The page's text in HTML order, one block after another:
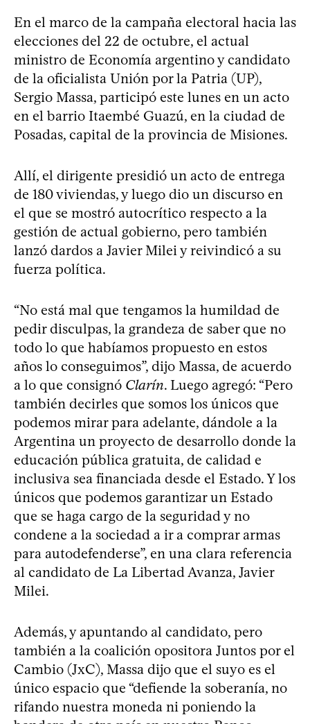
En el marco de la campaña electoral hacia las
elecciones del 22 de octubre, el actual
ministro de Economía argentino y candidato
de la oficialista Unión por la Patria (UP),
Sergio Massa, participó este lunes en un acto
en el barrio Itaembé Guazú, en la ciudad de
Posadas, capital de la provincia de Misiones.
Allí, el dirigente presidió un acto de entrega
de 180 viviendas, y luego dio un discurso en
el que se mostró autocrítico respecto a la
gestión de actual gobierno, pero también
lanzó dardos a Javier Milei y reivindicó a su
fuerza política.
“No está mal que tengamos la humildad de
pedir disculpas, la grandeza de saber que no
todo lo que habíamos propuesto en estos
años lo conseguimos”, dijo Massa, de acuerdo
a lo que consignó Clarín. Luego agregó: “Pero
también decirles que somos los únicos que
podemos mirar para adelante, dándole a la
Argentina un proyecto de desarrollo donde la
educación pública gratuita, de calidad e
inclusiva sea financiada desde el Estado. Y los
únicos que podemos garantizar un Estado
que se haga cargo de la seguridad y no
condene a la sociedad a ir a comprar armas
para autodefenderse”, en una clara referencia
al candidato de La Libertad Avanza, Javier
Milei.
Además, y apuntando al candidato, pero
también a la coalición opositora Juntos por el
Cambio (JxC), Massa dijo que el suyo es el
único espacio que “defiende la soberanía, no
rifando nuestra moneda ni poniendo la